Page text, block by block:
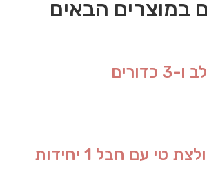
במוצרים הבאים
טי עם חבל 1 יחידות